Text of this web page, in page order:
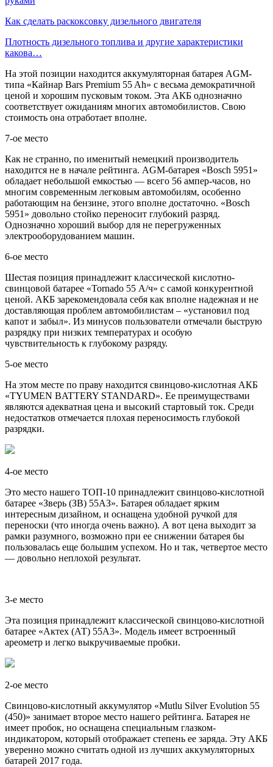
Как сделать раскоксовку дизельного двигателя
Плотность дизельного топлива и другие характеристики
какова…
На этой позиции находится аккумуляторная батарея AGM-
типа «Кайнар Bars Premium 55 Ah» с весьма демократичной
ценой и хорошим пусковым током. Эта АКБ однозначно
соответствует ожиданиям многих автомобилистов. Свою
стоимость она отработает вполне.
7-ое место
Как не странно, по именитый немецкий производитель
находится не в начале рейтинга. AGM-батарея «Bosch 5951»
обладает небольшой емкостью — всего 56 ампер-часов, но
многим современным легковым автомобилям, особенно
работающим на бензине, этого вполне достаточно. «Bosch
5951» довольно стойко переносит глубокий разряд.
Однозначно хороший выбор для не перегруженных
электрооборудованием машин.
6-ое место
Шестая позиция принадлежит классической кислотно-
свинцовой батарее «Tornado 55 А/ч» с самой конкурентной
ценой. АКБ зарекомендовала себя как вполне надежная и не
доставляющая проблем автомобилистам – «установил под
капот и забыл». Из минусов пользователи отмечали быструю
разрядку при низких температурах и особую
чувствительность к глубокому разряду.
5-ое место
На этом месте по праву находится свинцово-кислотная АКБ
«TYUMEN BATTERY STANDARD». Ее преимуществами
являются адекватная цена и высокий стартовый ток. Среди
недостатков отмечается плохая переносимость глубокой
разрядки.
4-ое место
Это место нашего ТОП-10 принадлежит свинцово-кислотной
батарее «Зверь (ЗВ) 55АЗ». Батарея обладает ярким
интересным дизайном, и оснащена удобной ручкой для
переноски (что иногда очень важно). А вот цена выходит за
рамки разумного, возможно при ее снижении батарея бы
пользовалась еще большим успехом. Но и так, четвертое место
— довольно неплохой результат.
3-е место
Эта позиция принадлежит классической свинцово-кислотной
батарее «Актех (АТ) 55А3». Модель имеет встроенный
ареометр и легко выкручиваемые пробки.
2-ое место
Свинцово-кислотный аккумулятор «Mutlu Silver Evolution 55
(450)» занимает второе место нашего рейтинга. Батарея не
имеет пробок, но оснащена специальным глазком-
индикатором, который отображает степень ее заряда. Эту АКБ
уверенно можно считать одной из лучших аккумуляторных
батарей 2017 года.